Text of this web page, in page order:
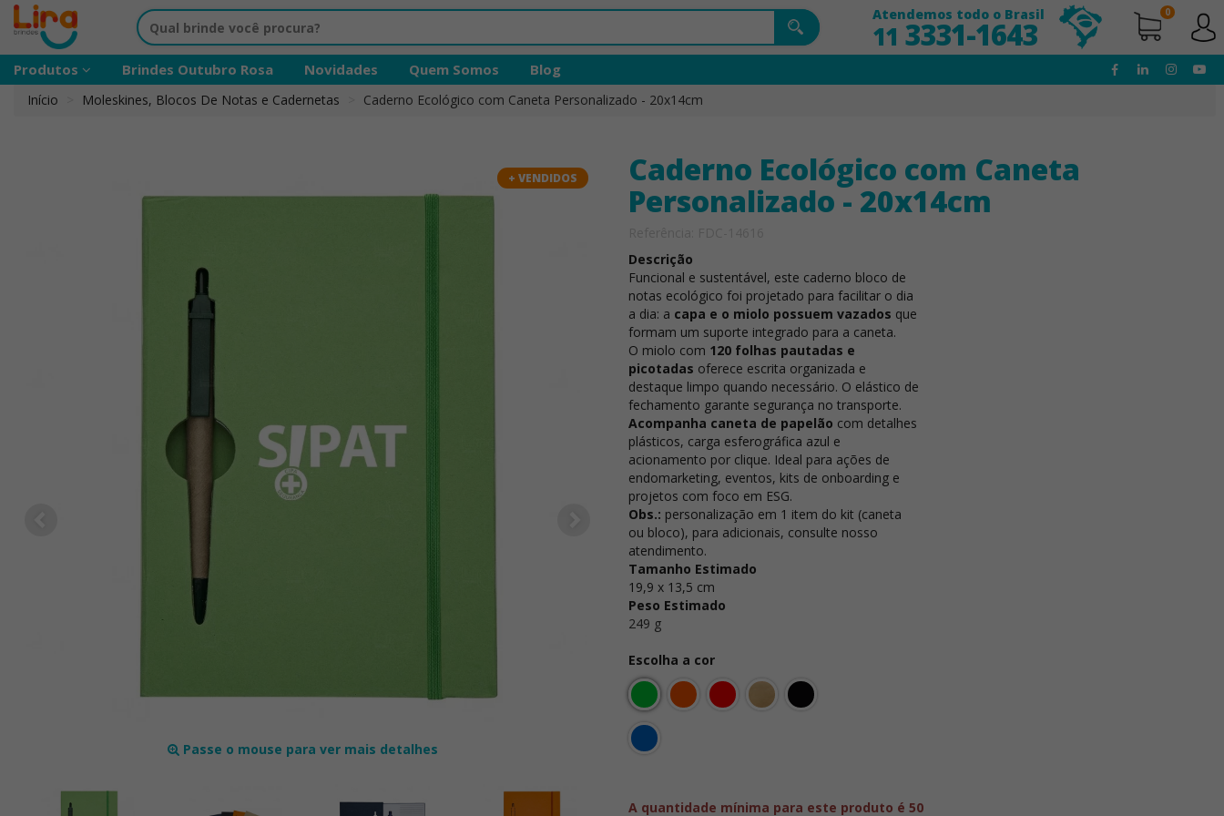
Atendemos todo o Brasil
11 3331-1643
0
Produtos Brindes Outubro Rosa Novidades Quem Somos Blog
Início Moleskines, Blocos De Notas e Cadernetas Caderno Ecológico com Caneta Personalizado - 20x14cm
+ VENDIDOS
Passe o mouse para ver mais detalhes
Caderno Ecológico com Caneta
Personalizado - 20x14cm
Descrição
Funcional e sustentável, este caderno bloco de
notas ecológico foi projetado para facilitar o dia
a dia: a capa e o miolo possuem vazados que
formam um suporte integrado para a caneta.
O miolo com 120 folhas pautadas e
picotadas oferece escrita organizada e
destaque limpo quando necessário. O elástico de
fechamento garante segurança no transporte.
Acompanha caneta de papelão com detalhes
plásticos, carga esferográfica azul e
acionamento por clique. Ideal para ações de
endomarketing, eventos, kits de onboarding e
projetos com foco em ESG.
Obs.: personalização em 1 item do kit (caneta
ou bloco), para adicionais, consulte nosso
atendimento.
Tamanho Estimado
19,9 x 13,5 cm
Peso Estimado
249 g
Escolha a cor
A quantidade mínima para este produto é 50